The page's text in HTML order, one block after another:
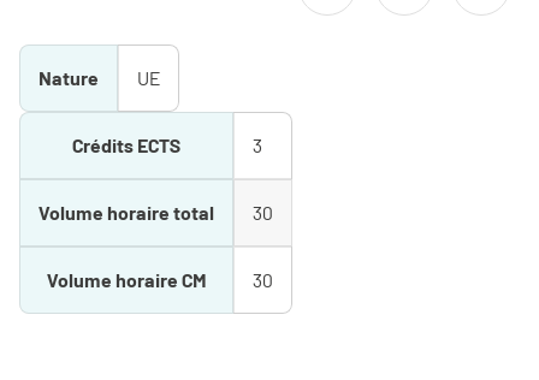
Nature UE
Crédits ECTS 3
Volume horaire total 30
Volume horaire CM 30